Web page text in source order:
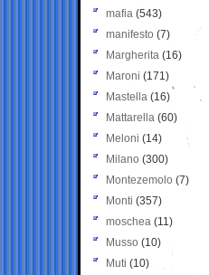
mafia (543)
manifesto (7)
Margherita (16)
Maroni (171)
Mastella (16)
Mattarella (60)
Meloni (14)
Milano (300)
Montezemolo (7)
Monti (357)
moschea (11)
Musso (10)
Muti (10)